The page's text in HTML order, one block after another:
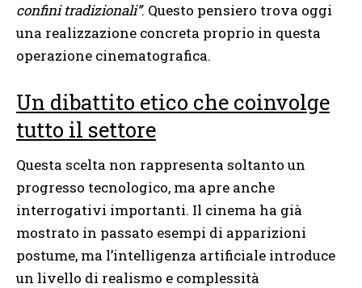
confini tradizionali”. Questo pensiero trova oggi
una realizzazione concreta proprio in questa
operazione cinematografica.
Un dibattito etico che coinvolge
tutto il settore
Questa scelta non rappresenta soltanto un
progresso tecnologico, ma apre anche
interrogativi importanti. Il cinema ha già
mostrato in passato esempi di apparizioni
postume, ma l’intelligenza artificiale introduce
un livello di realismo e complessità